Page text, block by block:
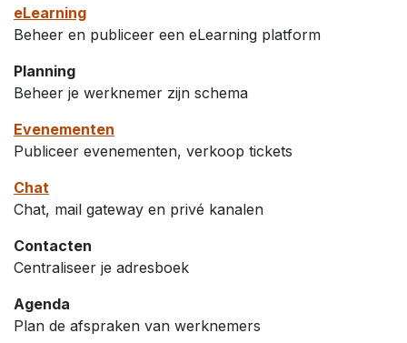
eLearning
Beheer en publiceer een eLearning platform
Planning
Beheer je werknemer zijn schema
Evenementen
Publiceer evenementen, verkoop tickets
Chat
Chat, mail gateway en privé kanalen
Contacten
Centraliseer je adresboek
Agenda
Plan de afspraken van werknemers